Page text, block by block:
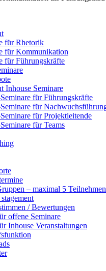
für Rhetorik
für Kommunikation
für Führungskräfte
Inhouse Seminare
für Führungskräfte
für
für Projektleitende
für Teams
– maximal 5
/ Bewertungen
offene Seminare
Inhouse Veranstaltungen